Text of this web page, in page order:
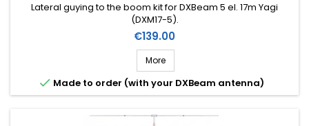
Lateral guying to the boom kit for DXBeam 5 el. 17m Yagi
(DXM17-5).
Price
€139.00
More
 Made to order (with your DXBeam antenna)